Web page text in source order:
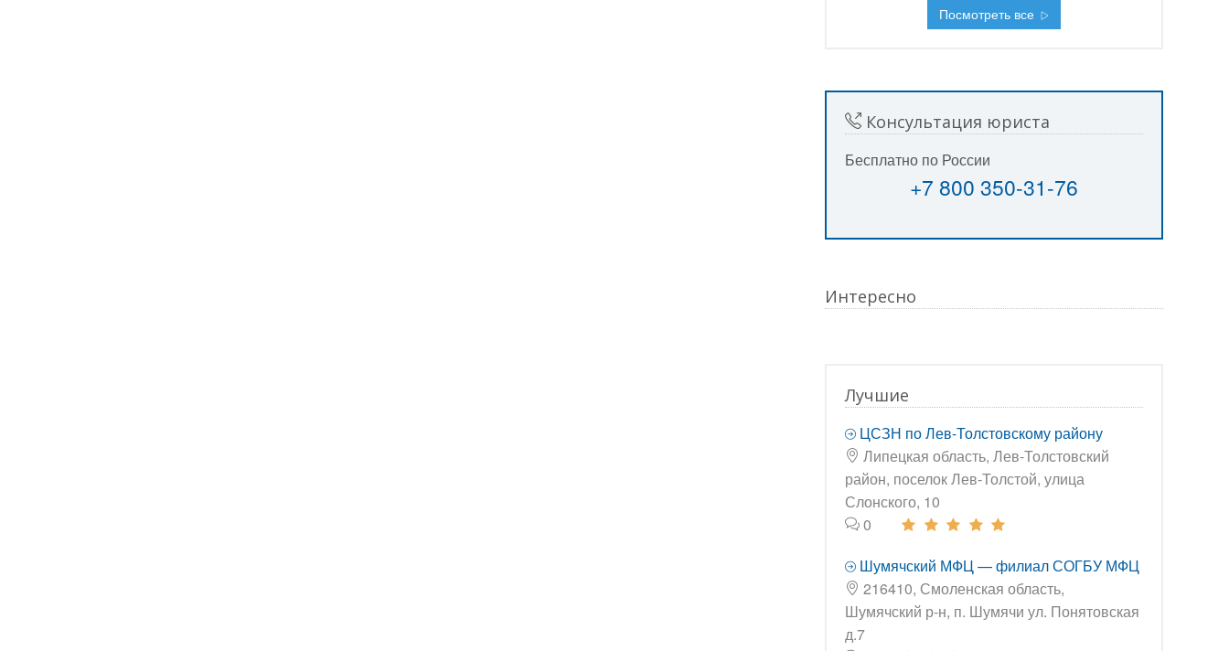
Посмотреть все
Консультация юриста
Бесплатно по России
+7 800 350-31-76
Интересно
Лучшие
ЦСЗН по Лев-Толстовскому району
Липецкая область, Лев-Толстовский
район, поселок Лев-Толстой, улица
Слонского, 10
0
Шумячский МФЦ — филиал СОГБУ МФЦ
216410, Смоленская область,
Шумячский р-н, п. Шумячи ул. Понятовская
д.7